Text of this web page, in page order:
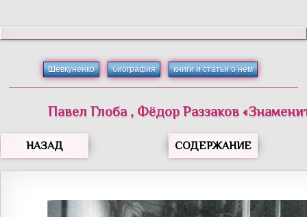
Шевкуненко биография книги и статьи о нём
Павел Глоба , Фёдор Раззаков«
НАЗАД СОДЕРЖАНИЕ